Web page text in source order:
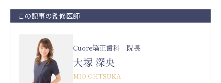
この記事の監修医師
Cuore矯正歯科 院長
大塚 深央
MIO OHTSUKA